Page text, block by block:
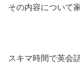
その内容について
スキマ時間で英会